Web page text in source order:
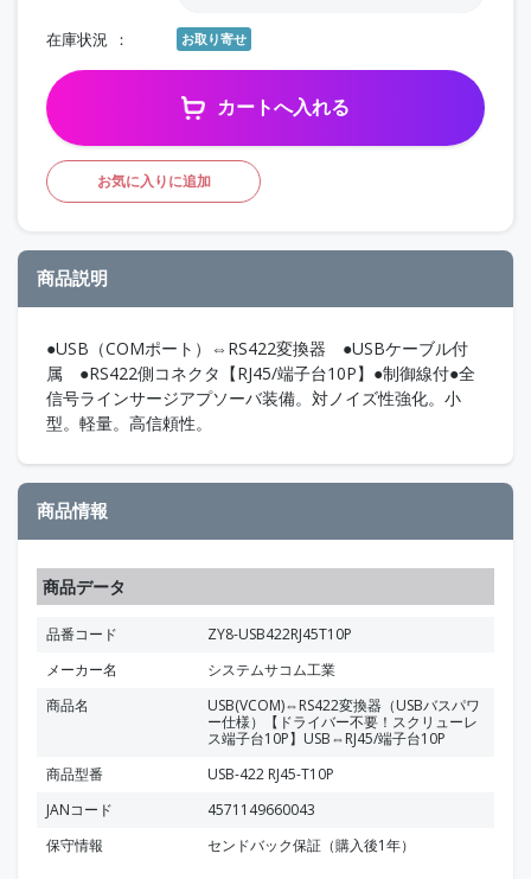
在庫状況 お取り寄せ
カートへ入れる
お気に入りに追加
商品説明
●USB（COMポート）⇔RS422変換器 ●USBケーブル付
属 ●RS422側コネクタ【RJ45/端子台10P】●制御線付●全
信号ラインサージアプソーバ装備。対ノイズ性強化。小
型。軽量。高信頼性。
商品情報
商品データ
品番コード
ZY8-USB422RJ45T10P
メーカー名
システムサコム工業
商品名
USB(VCOM)⇔RS422変換器（USBバスパワ
ー仕様）【ドライバー不要！スクリューレ
ス端子台10P】USB⇔RJ45/端子台10P
商品型番
USB-422 RJ45-T10P
JANコード
4571149660043
保守情報
センドバック保証（購入後1年）